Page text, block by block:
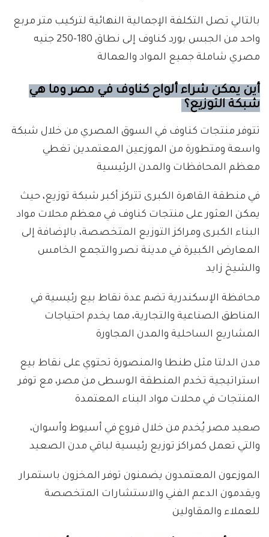
بالتالي تصل التكلفة الإجمالية النهائية لتركيب متر مربع
واحد من الجبس بورد كناوف إلى نطاق 180-250 جنيه
مصري شاملة جميع المواد والعمالة
أين يمكن شراء ألواح كناوف في مصر وما هي
شبكة التوزيع؟
تتوفر منتجات كناوف في السوق المصري من خلال شبكة
واسعة ومتطورة من الموزعين المعتمدين تغطي
معظم المحافظات والمدن الرئيسية
في منطقة القاهرة الكبرى تتركز أكبر شبكة توزيع، حيث
يمكن العثور على منتجات كناوف في معظم محلات مواد
البناء الكبرى ومراكز التوزيع المتخصصة، بالإضافة إلى
المعارض الكبيرة في مدينة نصر والتجمع الخامس
والشيخ زايد
محافظة الإسكندرية تضم عدة نقاط بيع رئيسية في
المناطق الصناعية والتجارية، مما يخدم احتياجات
المشاريع الساحلية والمدن المجاورة
مدن الدلتا مثل طنطا والمنصورة تحتوي على نقاط بيع
استراتيجية تخدم المنطقة الوسطى من مصر، مع توفر
المنتجات في محلات مواد البناء المعتمدة
صعيد مصر يُخدم من خلال فروع في أسيوط وأسوان،
والتي تعمل كمراكز توزيع رئيسية لباقي مدن الصعيد
الموزعون المعتمدون يضمنون توفر المخزون باستمرار
ويقدمون الدعم الفني والاستشارات المتخصصة
للعملاء والمقاولين